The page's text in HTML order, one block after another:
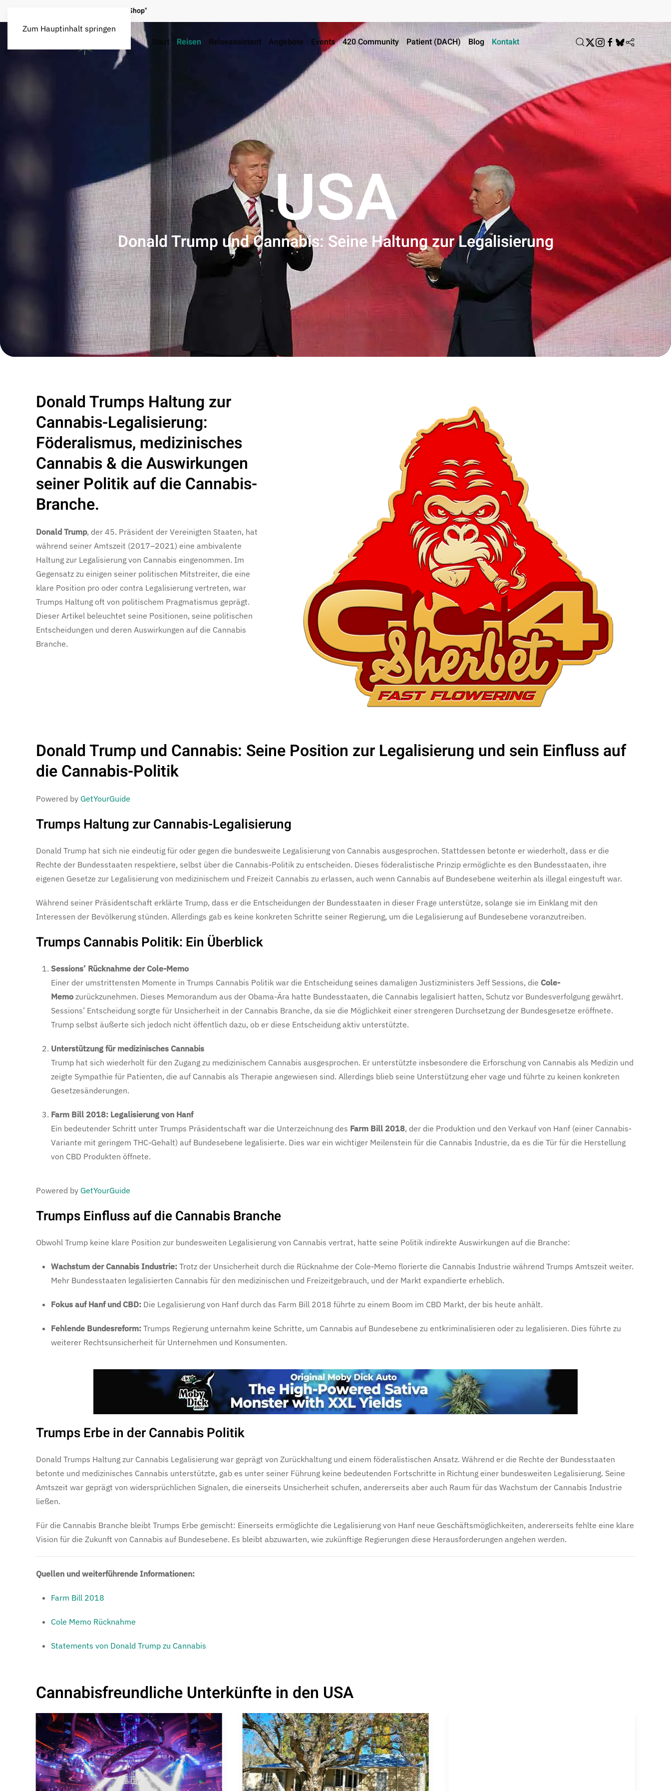
Zum Hauptinhalt springen
"Seed Shop"
Start Reisen Reiseassistent Angebote Events 420 Community Patient (DACH) Blog Kontakt
USA
Donald Trump und Cannabis: Seine Haltung zur Legalisierung
Donald Trumps Haltung zur
Cannabis-Legalisierung:
Föderalismus, medizinisches
Cannabis & die Auswirkungen
seiner Politik auf die Cannabis-
Branche.
Donald Trump, der 45. Präsident der Vereinigten Staaten, hat
während seiner Amtszeit (2017–2021) eine ambivalente
Haltung zur Legalisierung von Cannabis eingenommen. Im
Gegensatz zu einigen seiner politischen Mitstreiter, die eine
klare Position pro oder contra Legalisierung vertreten, war
Trumps Haltung oft von politischem Pragmatismus geprägt.
Dieser Artikel beleuchtet seine Positionen, seine politischen
Entscheidungen und deren Auswirkungen auf die Cannabis
Branche.
Donald Trump und Cannabis: Seine Position zur Legalisierung und sein Einfluss auf
die Cannabis-Politik
Powered by GetYourGuide
Trumps Haltung zur Cannabis-Legalisierung
Donald Trump hat sich nie eindeutig für oder gegen die bundesweite Legalisierung von Cannabis ausgesprochen. Stattdessen betonte er wiederholt, dass er die
Rechte der Bundesstaaten respektiere, selbst über die Cannabis-Politik zu entscheiden. Dieses föderalistische Prinzip ermöglichte es den Bundesstaaten, ihre
eigenen Gesetze zur Legalisierung von medizinischem und Freizeit Cannabis zu erlassen, auch wenn Cannabis auf Bundesebene weiterhin als illegal eingestuft war.
Während seiner Präsidentschaft erklärte Trump, dass er die Entscheidungen der Bundesstaaten in dieser Frage unterstütze, solange sie im Einklang mit den
Interessen der Bevölkerung stünden. Allerdings gab es keine konkreten Schritte seiner Regierung, um die Legalisierung auf Bundesebene voranzutreiben.
Trumps Cannabis Politik: Ein Überblick
Sessions’ Rücknahme der Cole-Memo
Einer der umstrittensten Momente in Trumps Cannabis Politik war die Entscheidung seines damaligen Justizministers Jeff Sessions, die Cole-
Memo zurückzunehmen. Dieses Memorandum aus der Obama-Ära hatte Bundesstaaten, die Cannabis legalisiert hatten, Schutz vor Bundesverfolgung gewährt.
Sessions’ Entscheidung sorgte für Unsicherheit in der Cannabis Branche, da sie die Möglichkeit einer strengeren Durchsetzung der Bundesgesetze eröffnete.
Trump selbst äußerte sich jedoch nicht öffentlich dazu, ob er diese Entscheidung aktiv unterstützte.
Unterstützung für medizinisches Cannabis
Trump hat sich wiederholt für den Zugang zu medizinischem Cannabis ausgesprochen. Er unterstützte insbesondere die Erforschung von Cannabis als Medizin und
zeigte Sympathie für Patienten, die auf Cannabis als Therapie angewiesen sind. Allerdings blieb seine Unterstützung eher vage und führte zu keinen konkreten
Gesetzesänderungen.
Farm Bill 2018: Legalisierung von Hanf
Ein bedeutender Schritt unter Trumps Präsidentschaft war die Unterzeichnung des Farm Bill 2018, der die Produktion und den Verkauf von Hanf (einer Cannabis-
Variante mit geringem THC-Gehalt) auf Bundesebene legalisierte. Dies war ein wichtiger Meilenstein für die Cannabis Industrie, da es die Tür für die Herstellung
von CBD Produkten öffnete.
Powered by GetYourGuide
Trumps Einfluss auf die Cannabis Branche
Obwohl Trump keine klare Position zur bundesweiten Legalisierung von Cannabis vertrat, hatte seine Politik indirekte Auswirkungen auf die Branche:
Wachstum der Cannabis Industrie: Trotz der Unsicherheit durch die Rücknahme der Cole-Memo florierte die Cannabis Industrie während Trumps Amtszeit weiter.
Mehr Bundesstaaten legalisierten Cannabis für den medizinischen und Freizeitgebrauch, und der Markt expandierte erheblich.
Fokus auf Hanf und CBD: Die Legalisierung von Hanf durch das Farm Bill 2018 führte zu einem Boom im CBD Markt, der bis heute anhält.
Fehlende Bundesreform: Trumps Regierung unternahm keine Schritte, um Cannabis auf Bundesebene zu entkriminalisieren oder zu legalisieren. Dies führte zu
weiterer Rechtsunsicherheit für Unternehmen und Konsumenten.
Trumps Erbe in der Cannabis Politik
Donald Trumps Haltung zur Cannabis Legalisierung war geprägt von Zurückhaltung und einem föderalistischen Ansatz. Während er die Rechte der Bundesstaaten
betonte und medizinisches Cannabis unterstützte, gab es unter seiner Führung keine bedeutenden Fortschritte in Richtung einer bundesweiten Legalisierung. Seine
Amtszeit war geprägt von widersprüchlichen Signalen, die einerseits Unsicherheit schufen, andererseits aber auch Raum für das Wachstum der Cannabis Industrie
ließen.
Für die Cannabis Branche bleibt Trumps Erbe gemischt: Einerseits ermöglichte die Legalisierung von Hanf neue Geschäftsmöglichkeiten, andererseits fehlte eine klare
Vision für die Zukunft von Cannabis auf Bundesebene. Es bleibt abzuwarten, wie zukünftige Regierungen diese Herausforderungen angehen werden.
Quellen und weiterführende Informationen:
Farm Bill 2018
Cole Memo Rücknahme
Statements von Donald Trump zu Cannabis
Cannabisfreundliche Unterkünfte in den USA